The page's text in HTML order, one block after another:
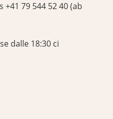
79 544 52 40 (ab
dalle 18:30 ci